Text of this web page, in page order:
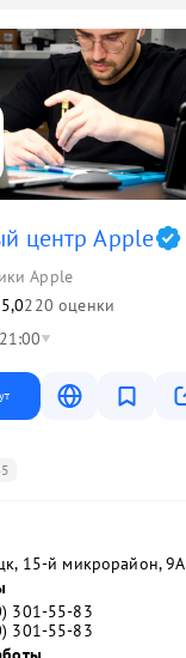
центр Apple
Apple
5,0220 оценки
15-й микрорайон, 9А
301-55-83
301-55-83